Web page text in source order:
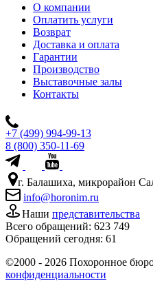
О компании
Оплатить услуги
Возврат
Доставка и оплата
Гарантии
Производство
Выставочные залы
Контакты
+7 (499) 994-99-13
8 (800) 350-11-69
г. Балашиха, микрорайон
info@horonim.ru
Наши представительства
Всего обращений: 623 749
Обращений сегодня: 61
©2000 - 2026 Похоронное
конфиденциальности